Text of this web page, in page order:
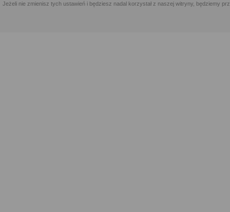
Jeżeli nie zmienisz tych ustawień i będziesz nadal korzystał z naszej witryny, będziemy